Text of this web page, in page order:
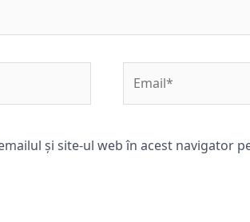
și site-ul web în acest navigator